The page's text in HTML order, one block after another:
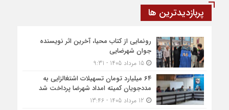
پربازدیدترین ها
رونمایی از کتاب محیا، آخرین اثر نویسنده
جوان شهرضایی
15 مرداد 1405 - 9:31
۶۴ میلیارد تومان تسهیلات اشتغالزایی به
مددجویان کمیته امداد شهرضا پرداخت شد